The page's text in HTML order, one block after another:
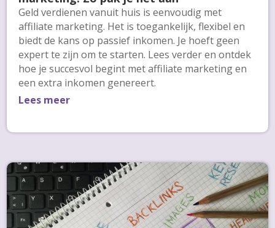
Geld verdienen vanuit huis is eenvoudig met
affiliate marketing. Het is toegankelijk, flexibel en
biedt de kans op passief inkomen. Je hoeft geen
expert te zijn om te starten. Lees verder en ontdek
hoe je succesvol begint met affiliate marketing en
een extra inkomen genereert.
Lees meer